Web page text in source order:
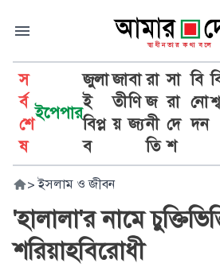
স
র্ব
শে
ষ
ইপেপার
জুলা
ই
বিপ্ল
ব
জা
তী
য়
বা
ণি
জ্য
রা
জ
নী
তি
সা
রা
দে
শ
বি
নো
দন
শ্ব
> ইসলাম ও জীবন
'হালালা'র নামে
শরিয়াহবিরোধী